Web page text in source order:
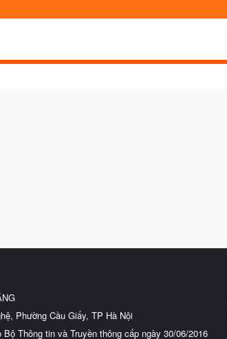
Phường Cầu Giấy, TP Hà Nội
Thông tin và Truyền thông cấp ngày 30/06/2016